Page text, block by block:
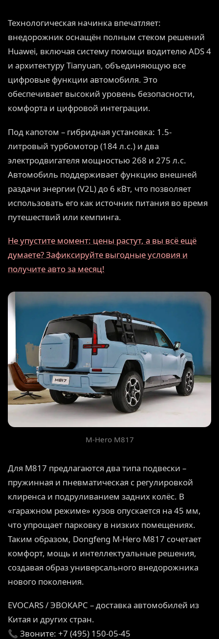
Технологическая начинка впечатляет:
внедорожник оснащён полным стеком решений
Huawei, включая систему помощи водителю ADS 4
и архитектуру Tianyuan, объединяющую все
цифровые функции автомобиля. Это
обеспечивает высокий уровень безопасности,
комфорта и цифровой интеграции.
Под капотом – гибридная установка: 1.5-
литровый турбомотор (184 л.с.) и два
электродвигателя мощностью 268 и 275 л.с.
Автомобиль поддерживает функцию внешней
раздачи энергии (V2L) до 6 кВт, что позволяет
использовать его как источник питания во время
путешествий или кемпинга.
Не упустите момент: цены растут, а вы всё ещё
думаете? Зафиксируйте выгодные условия и
получите авто за месяц!
M-Hero M817
Для M817 предлагаются два типа подвески –
пружинная и пневматическая с регулировкой
клиренса и подруливанием задних колёс. В
«гаражном режиме» кузов опускается на 45 мм,
что упрощает парковку в низких помещениях.
Таким образом, Dongfeng M-Hero M817 сочетает
комфорт, мощь и интеллектуальные решения,
создавая образ универсального внедорожника
нового поколения.
EVOCARS / ЭВОКАРС – доставка автомобилей из
Китая и других стран.
📞 Звоните: +7 (495) 150-05-45